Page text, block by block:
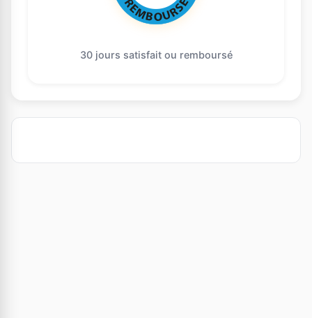
30 jours satisfait ou remboursé